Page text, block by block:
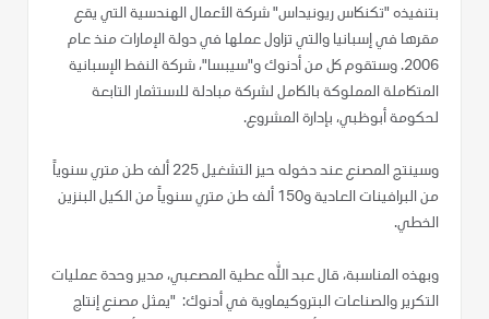
بتنفيذه "تكنكاس ريونيداس" شركة الأعمال الهندسية التي يقع
مقرها في إسبانيا والتي تزاول عملها في دولة الإمارات منذ عام
2006. وستقوم كل من أدنوك و"سيبسا"، شركة النفط الإسبانية
المتكاملة المملوكة بالكامل لشركة مبادلة للاستثمار التابعة
لحكومة أبوظبي، بإدارة المشروع.
وسينتج المصنع عند دخوله حيز التشغيل 225 ألف طن متري سنوياً
من البرافينات العادية و150 ألف طن متري سنوياً من الكيل البنزين
الخطي.
وبهذه المناسبة، قال عبد الله عطية المصعبي، مدير وحدة عمليات
التكرير والصناعات البتروكيماوية في أدنوك: "يمثل مصنع إنتاج